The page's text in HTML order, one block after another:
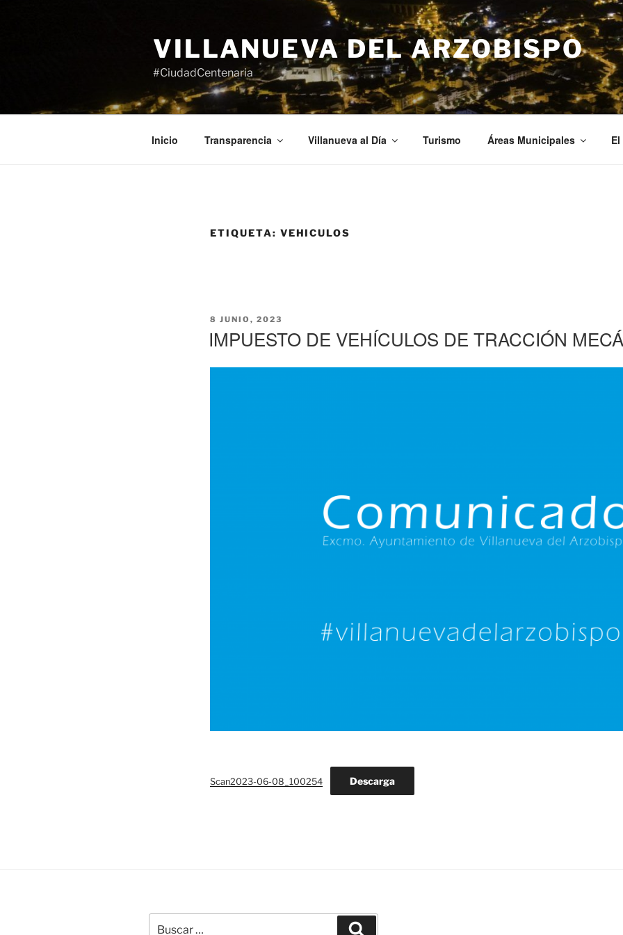
VILLANUEVA DEL ARZOBISPO
#CiudadCentenaria
Inicio Transparencia Villanueva al Día Turismo Áreas Municipales
ETIQUETA: VEHICULOS
PUBLICADO
8 JUNIO, 2023
IMPUESTO DE VEHÍCULOS DE TRACCIÓN
Scan2023-06-08_100254 Descarga